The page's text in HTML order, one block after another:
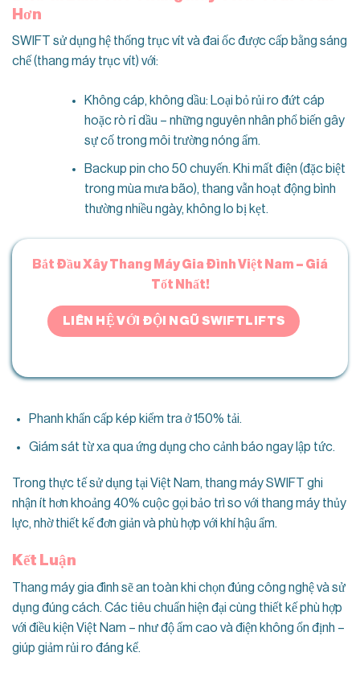
Hơn
SWIFT sử dụng hệ thống trục vít và đai ốc được cấp bằng sáng
chế (thang máy trục vít) với:
Không cáp, không dầu: Loại bỏ rủi ro đứt cáp
hoặc rò rỉ dầu – những nguyên nhân phổ biến gây
sự cố trong môi trường nóng ẩm.
Backup pin cho 50 chuyến. Khi mất điện (đặc biệt
trong mùa mưa bão), thang vẫn hoạt động bình
thường nhiều ngày, không lo bị kẹt.
Bắt Đầu Xây Thang Máy Gia Đình Việt Nam – Giá
Tốt Nhất!
LIÊN HỆ VỚI ĐỘI NGŨ SWIFTLIFTS
Phanh khẩn cấp kép kiểm tra ở 150% tải.
Giám sát từ xa qua ứng dụng cho cảnh báo ngay lập tức.
Trong thực tế sử dụng tại Việt Nam, thang máy SWIFT ghi
nhận ít hơn khoảng 40% cuộc gọi bảo trì so với thang máy thủy
lực, nhờ thiết kế đơn giản và phù hợp với khí hậu ẩm.
Kết Luận
Thang máy gia đình sẽ an toàn khi chọn đúng công nghệ và sử
dụng đúng cách. Các tiêu chuẩn hiện đại cùng thiết kế phù hợp
với điều kiện Việt Nam – như độ ẩm cao và điện không ổn định –
giúp giảm rủi ro đáng kể.